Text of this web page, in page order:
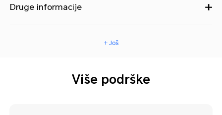
Druge informacije
+ Još
Više podrške